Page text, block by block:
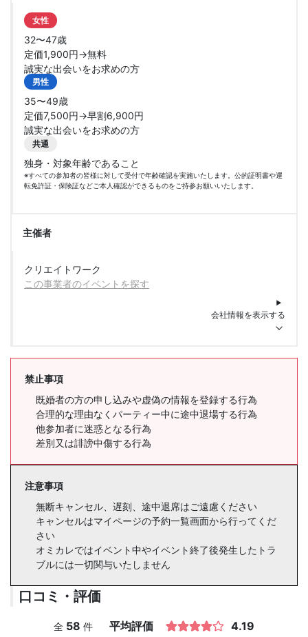
女性
32〜47歳
定価1,900円→無料
誠実な出会いをお求めの方
男性
35〜49歳
定価7,500円→早割6,900円
誠実な出会いをお求めの方
共通
独身・対象年齢であること
※すべての参加者の皆様に対して受付で年齢確認を実施いたします。公的証明書や運
転免許証・保険証などご本人確認ができるものをご持参お願いいたします。
主催者
クリエイトワーク
この事業者のイベントを探す
会社情報を表示する
禁止事項
既婚者の方の申し込みや虚偽の情報を登録する行為
合理的な理由なくパーティー中に途中退場する行為
他参加者に迷惑となる行為
差別又は誹謗中傷する行為
注意事項
無断キャンセル、遅刻、途中退席はご遠慮ください
キャンセルはマイページの予約一覧画面から行ってくだ
さい
オミカレではイベント中やイベント終了後発生したトラ
ブルには一切関与いたしません
口コミ・評価
全 58 件 平均評価 4.19